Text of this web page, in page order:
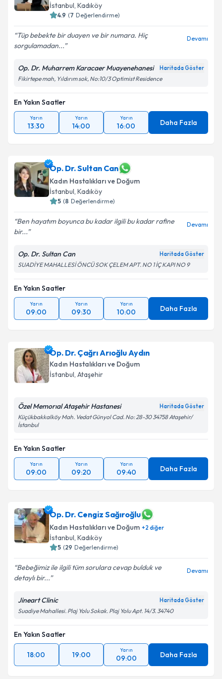
İstanbul, Kadıköy
4.9 (7 Değerlendirme)
Tüp bebekte bir duayen ve bir numara. Hiç
sorgulamadan...
Devamı
Op. Dr. Muharrem Karacaer Muayenehanesi Haritada Göster
Fikirtepe mah, Yıldırım sok, No:10/3 Optimist Residence
En Yakın Saatler
Yarın
13:30
Yarın
14:00
Yarın
16:00 Daha Fazla
Op. Dr. Sultan Can
Kadın Hastalıkları ve Doğum
İstanbul, Kadıköy
5 (8 Değerlendirme)
Ben hayatım boyunca bu kadar ilgili bu kadar rafine
bir...
Devamı
Op. Dr. Sultan Can Haritada Göster
SUADİYE MAHALLESİ ÖNCÜ SOK ÇELEM APT. NO 1 İÇ KAPI NO 9
En Yakın Saatler
Yarın
09:00
Yarın
09:30
Yarın
10:00 Daha Fazla
Op. Dr. Çağrı Arıoğlu Aydın
Kadın Hastalıkları ve Doğum
İstanbul, Ataşehir
Özel Memorıal Ataşehir Hastanesi Haritada Göster
Küçükbakkalköy Mah. Vedat Günyol Cad. No: 28-30 34758 Ataşehir/
İstanbul
En Yakın Saatler
Yarın
09:00
Yarın
09:20
Yarın
09:40 Daha Fazla
Op. Dr. Cengiz Sağıroğlu
Kadın Hastalıkları ve Doğum +2 diğer
İstanbul, Kadıköy
5 (29 Değerlendirme)
Bebeğimiz ile ilgili tüm sorulara cevap bulduk ve
detaylı bir...
Devamı
Jineart Clinic Haritada Göster
Suadiye Mahallesi. Plaj Yolu Sokak. Plaj Yolu Apt. 14/3. 34740
En Yakın Saatler
18:00 19:00
Yarın
09:00 Daha Fazla